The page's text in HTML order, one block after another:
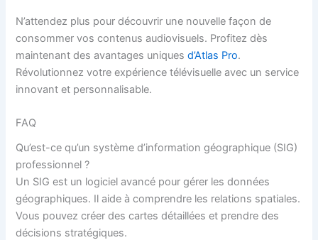
N’attendez plus pour découvrir une nouvelle façon de
consommer vos contenus audiovisuels. Profitez dès
maintenant des avantages uniquesd’Atlas Pro.
Révolutionnez votre expérience télévisuelle avec un service
innovant et personnalisable.
FAQ
Qu’est-ce qu’un système d’information géographique (SIG)
professionnel ?
Un SIG est un logiciel avancé pour gérer les données
géographiques. Il aide à comprendre les relations spatiales.
Vous pouvez créer des cartes détaillées et prendre des
décisions stratégiques.